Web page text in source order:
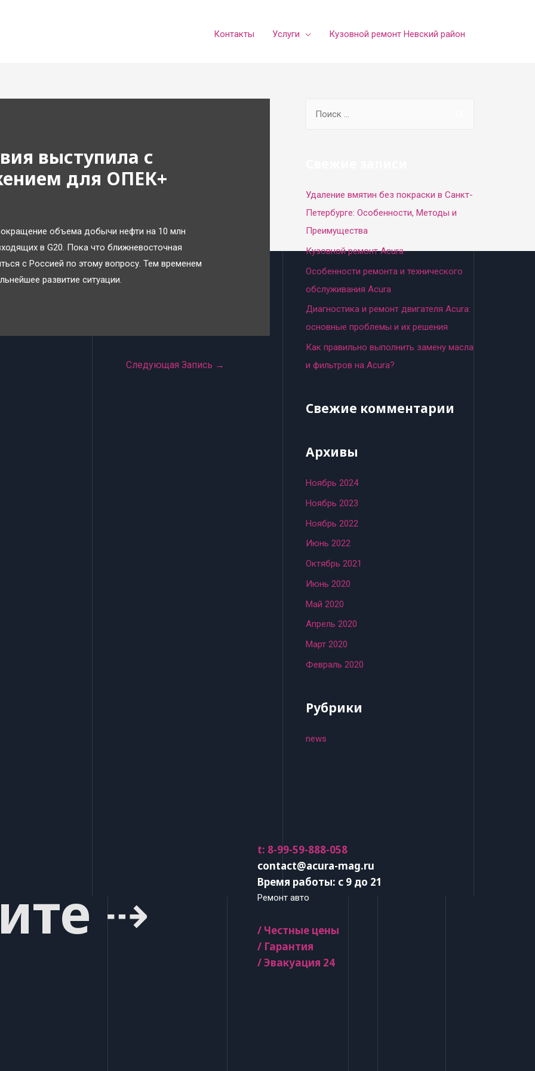
Контакты Услуги Кузовной ремонт Невский район
выступила с
для ОПЕК+
объема добычи нефти на 10 млн
в G20. Пока что ближневосточная
с Россией по этому вопросу. Тем временем
развитие ситуации.
Следующая Запись →
h
f
o
r
:
Удаление вмятин без покраски в Санкт-
Петербурге: Особенности, Методы и
Преимущества
Кузовной ремонт Acura
Особенности ремонта и технического
обслуживания Acura
Диагностика и ремонт двигателя Acura:
основные проблемы и их решения
Как правильно выполнить замену масла
и фильтров на Acura?
Свежие комментарии
Архивы
Ноябрь 2024
Ноябрь 2023
Ноябрь 2022
Июнь 2022
Октябрь 2021
Июнь 2020
Май 2020
Апрель 2020
Март 2020
Февраль 2020
Рубрики
news
⇢
t: 8-99-59-888-058
contact@acura-mag.ru
Время работы: с 9 до 21
Ремонт авто
/ Честные цены
/ Гарантия
/ Эвакуация 24